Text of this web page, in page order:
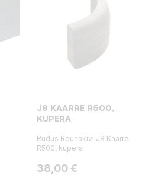
J8 KAARRE R500,
KUPERA
Rudus Reunakivi J8 Kaarre
R500, kupera
Hinta
38,00 €